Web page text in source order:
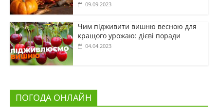
09.09.2023
Чим підживити вишню весною для
кращого урожаю: дієві поради
04.04.2023
ПОГОДА ОНЛАЙН